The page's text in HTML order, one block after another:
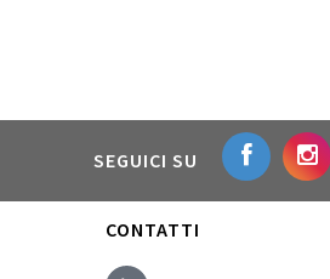
SEGUICI SU
CONTATTI